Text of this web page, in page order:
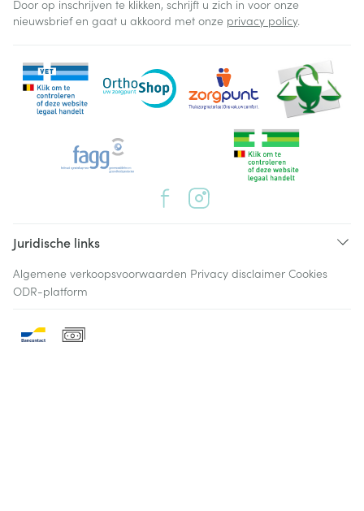
Door op inschrijven te klikken, schrijft u zich in voor onze
nieuwsbrief en gaat u akkoord met onze privacy policy.
Juridische links
Algemene verkoopsvoorwaarden Privacy disclaimer Cookies
ODR-platform